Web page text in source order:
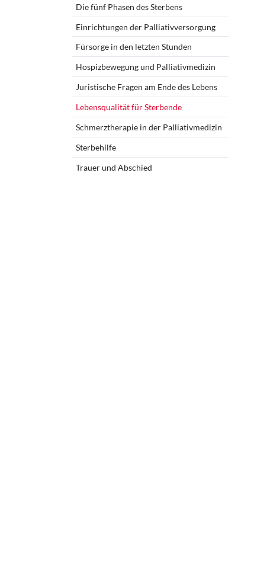
Die fünf Phasen des Sterbens
Einrichtungen der Palliativversorgung
Fürsorge in den letzten Stunden
Hospizbewegung und Palliativmedizin
Juristische Fragen am Ende des Lebens
Lebensqualität für Sterbende
Schmerztherapie in der Palliativmedizin
Sterbehilfe
Trauer und Abschied